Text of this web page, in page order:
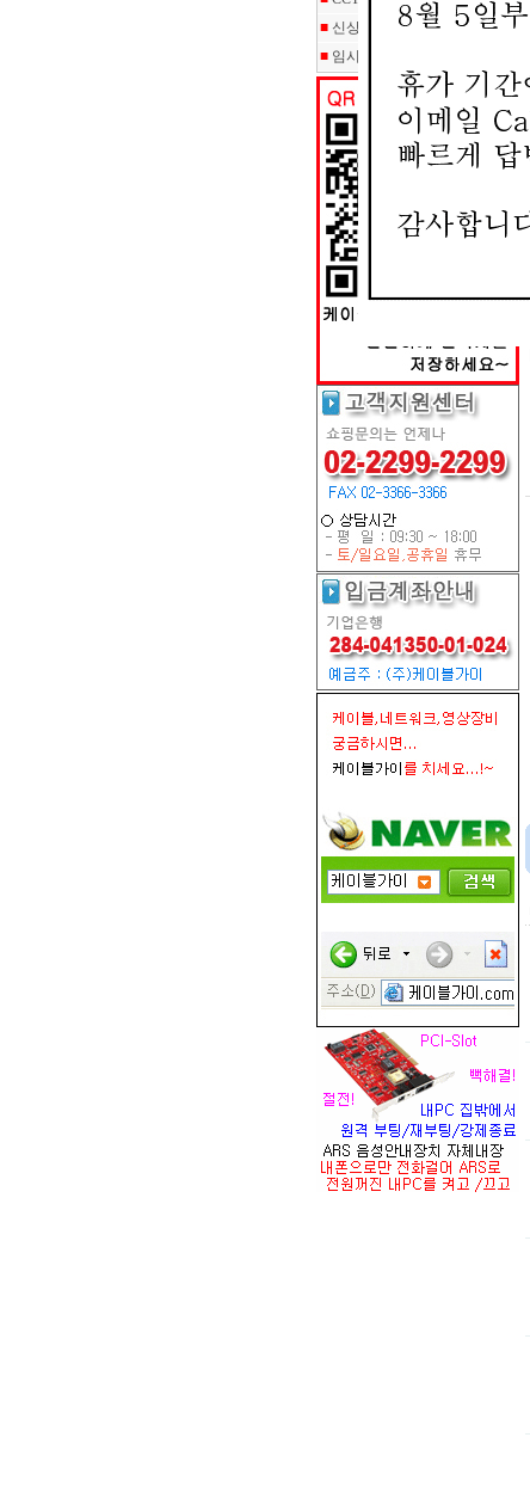
■ 신상품
■ 임시 상품등록